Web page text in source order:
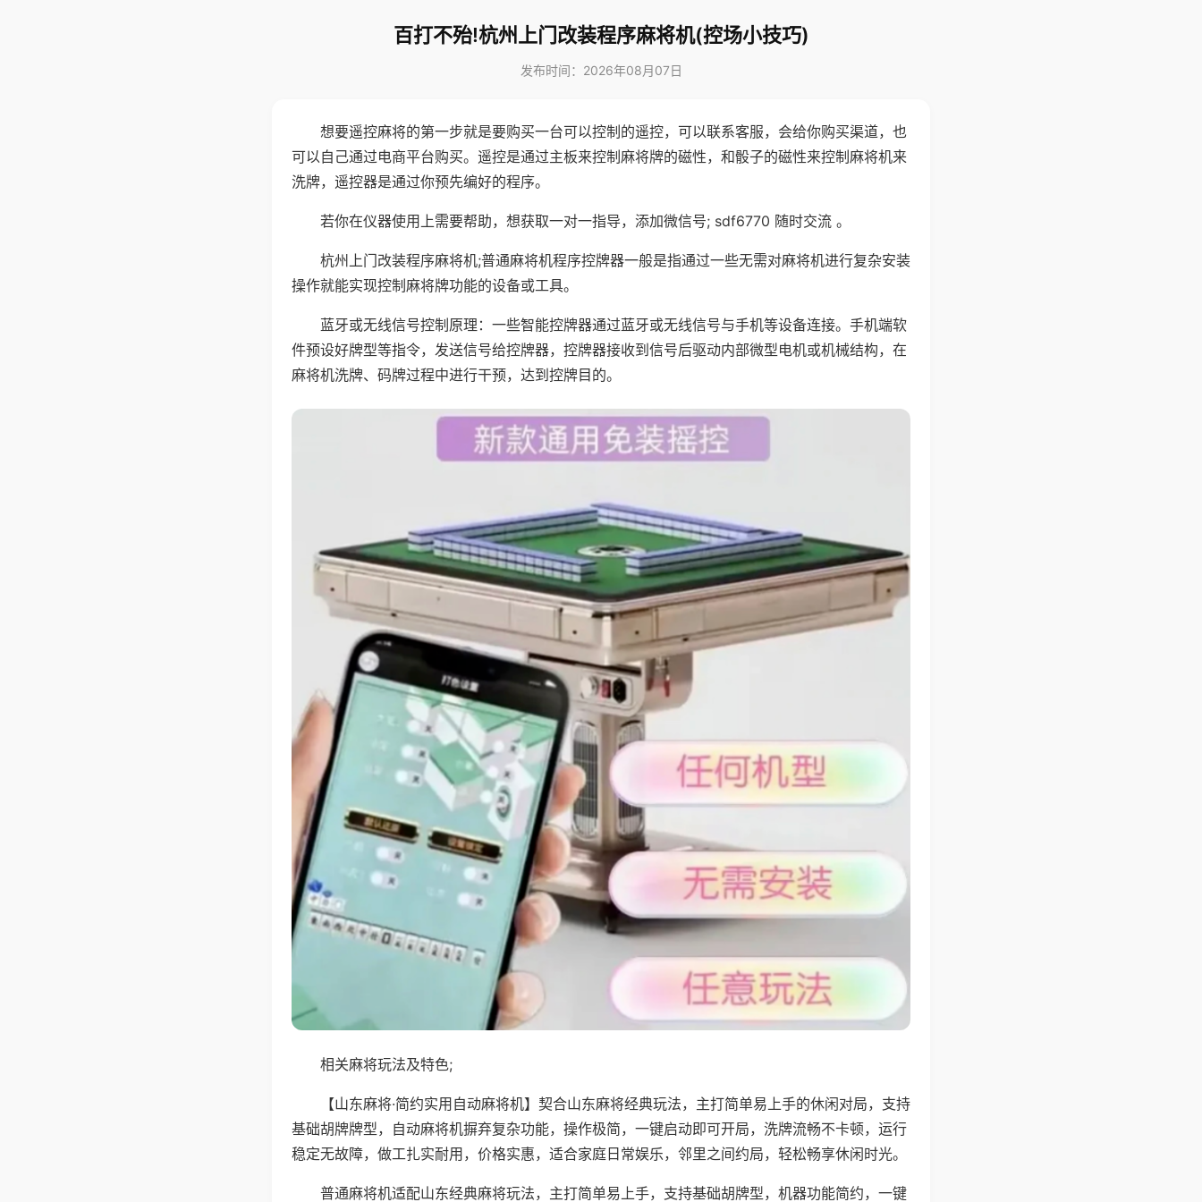
百打不殆!杭州上门改装程序麻将机(控场小技巧)
发布时间：2026年08月07日
想要遥控麻将的第一步就是要购买一台可以控制的遥控，可以联系客服，会给你购买渠道，也
可以自己通过电商平台购买。遥控是通过主板来控制麻将牌的磁性，和骰子的磁性来控制麻将机来
洗牌，遥控器是通过你预先编好的程序。
若你在仪器使用上需要帮助，想获取一对一指导，添加微信号; sdf6770 随时交流 。
杭州上门改装程序麻将机;普通麻将机程序控牌器一般是指通过一些无需对麻将机进行复杂安装
操作就能实现控制麻将牌功能的设备或工具。
蓝牙或无线信号控制原理：一些智能控牌器通过蓝牙或无线信号与手机等设备连接。手机端软
件预设好牌型等指令，发送信号给控牌器，控牌器接收到信号后驱动内部微型电机或机械结构，在
麻将机洗牌、码牌过程中进行干预，达到控牌目的。
相关麻将玩法及特色;
【山东麻将·简约实用自动麻将机】契合山东麻将经典玩法，主打简单易上手的休闲对局，支持
基础胡牌牌型，自动麻将机摒弃复杂功能，操作极简，一键启动即可开局，洗牌流畅不卡顿，运行
稳定无故障，做工扎实耐用，价格实惠，适合家庭日常娱乐，邻里之间约局，轻松畅享休闲时光。
普通麻将机适配山东经典麻将玩法，主打简单易上手，支持基础胡牌型，机器功能简约，一键